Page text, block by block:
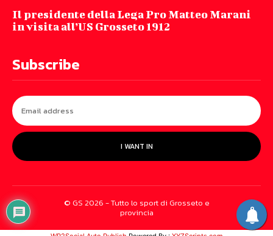
Il presidente della Lega Pro Matteo Marani
in visita all’US Grosseto 1912
Subscribe
I WANT IN
© GS 2026 - Tutto lo sport di Grosseto e
provincia